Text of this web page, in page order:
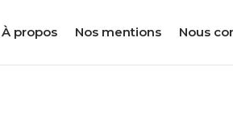
À propos Nos mentions Nous